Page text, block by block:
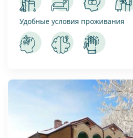
Удобные условия проживания